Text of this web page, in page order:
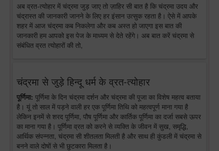
अब व्रत-त्योहार में चंद्रमा जुड़ जाए तो ज़ाहिर सी बात है कि चंद्रमा उदय और
चंद्रास्त की जानकारी जानने के लिए हर इंसान उत्सुक रहता है। ऐसे में आपके
शहर में आज चंद्रमा कब निकलेगा और कब अस्त हो जाएगा इस बात की
जानकारी हम आपको इस पेज के माध्यम से देते रहेंगे। अब बात करें चंद्रमा से
संबंधित व्रत त्योहारों की तो,
चंद्रमा से जुड़े हिन्दू धर्म के व्रत-त्योहार
पूर्णिमा: पूर्णिमा के दिन चंद्रमा दर्शन और चंद्रमा की पूजा का विशेष महत्व बताया
है। यूं तो साल में पड़ने वाली हर एक पूर्णिमा तिथि को महत्वपूर्ण माना गया है
लेकिन इनमें से शरद पूर्णिमा, पौष पूर्णिमा और कार्तिक पूर्णिमा का दर्जा सबसे ऊपर
का माना गया है। पूर्णिमा व्रत को करने से व्यक्ति के जीवन में सुख, समृद्धि,
आर्थिक संपन्नता, चंद्रमा सी शीतलता मिलती है और साथ ही कुंडली में चंद्रमा से
बनने वाले दोषों से भी छुटकारा मिलता है।